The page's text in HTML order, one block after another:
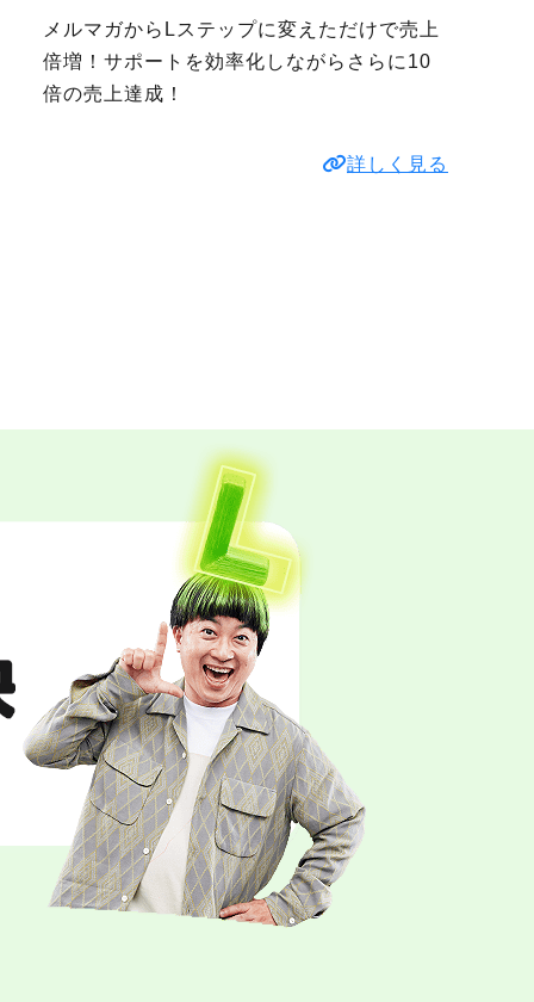
メルマガからLステップに変えただけで売上
倍増！サポートを効率化しながらさらに10
倍の売上達成！
詳しく見る